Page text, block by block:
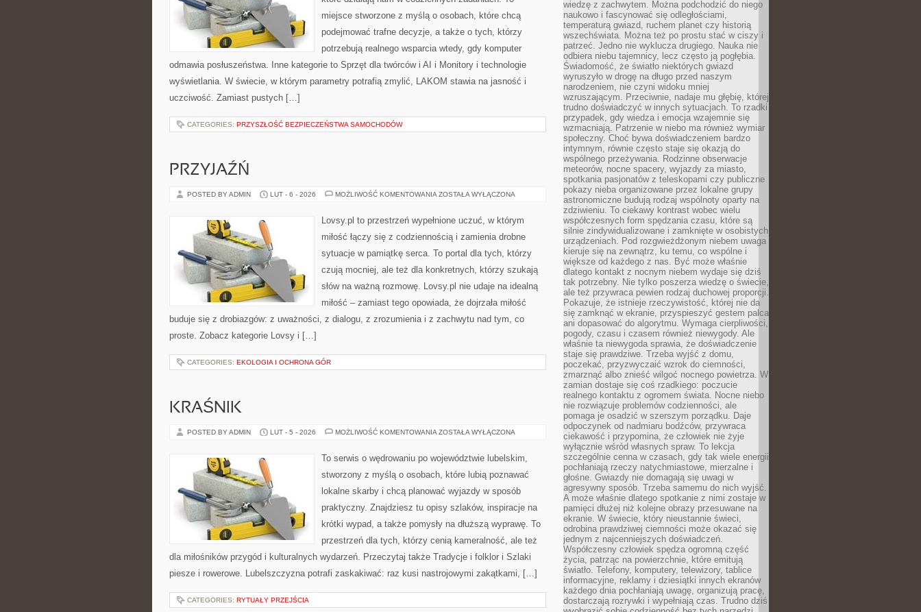
miejsce stworzone z myślą o osobach, które chcą
podejmować trafne decyzje, a także o tych, którzy
potrzebują realnego wsparcia wtedy, gdy komputer
odmawia posłuszeństwa. Inne kategorie to Sprzęt dla twórców i AI i Monitory i technologie
wyświetlania. W świecie, w którym parametry potrafią zmylić, LAKOM stawia na jasność i
uczciwość. Zamiast pustych […]
CATEGORIES: PRZYSZŁOŚĆ BEZPIECZEŃSTWA SAMOCHODÓW
PRZYJAŹŃ
POSTED BY ADMIN LUT - 6 - 2026 MOŻLIWOŚĆ KOMENTOWANIA PRZYJAŹŃ
ZOSTAŁA WYŁĄCZONA
Lovsy.pl to przestrzeń wypełnione uczuć, w którym
miłość łączy się z codziennością i zamienia drobne
sytuacje w pamiątkę serca. To portal dla tych, którzy
czują mocniej, ale też dla konkretnych, którzy szukają
słów na ważną rozmowę. Lovsy.pl nie udaje na idealną
miłość – zamiast tego opowiada, że dojrzała miłość
buduje się z drobiazgów: z uważności, z dialogu, z zrozumienia i z zachwytu nad tym, co
proste. Zobacz kategorie Lovsy i […]
CATEGORIES: EKOLOGIA I OCHRONA GÓR
KRAŚNIK
POSTED BY ADMIN LUT - 5 - 2026 MOŻLIWOŚĆ KOMENTOWANIA KRAŚNIK
ZOSTAŁA WYŁĄCZONA
To serwis o wędrowaniu po województwie lubelskim,
stworzony z myślą o osobach, które lubią poznawać
lokalne skarby i chcą planować wyjazdy w sposób
praktyczny. Znajdziesz tu opisy szlaków, inspiracje na
krótki wypad, a także pomysły na dłuższą wyprawę. To
przestrzeń dla tych, którzy cenią kameralność, ale też
dla miłośników przygód i kulturalnych wydarzeń. Przeczytaj także Tradycje i folklor i Szlaki
piesze i rowerowe. Lubelszczyzna potrafi zaskakiwać: raz kusi nastrojowymi zakątkami, […]
CATEGORIES: RYTUAŁY PRZEJŚCIA
wiedzę z zachwytem. Można podchodzić do niego
naukowo i fascynować się odległościami,
temperaturą gwiazd, ruchem planet czy historią
wszechświata. Można też po prostu stać w ciszy i
patrzeć. Jedno nie wyklucza drugiego. Nauka nie
odbiera niebu tajemnicy, lecz często ją pogłębia.
Świadomość, że światło niektórych gwiazd
wyruszyło w drogę na długo przed naszym
narodzeniem, nie czyni widoku mniej
wzruszającym. Przeciwnie, nadaje mu głębię, której
trudno doświadczyć w innych sytuacjach. To rzadki
przypadek, gdy wiedza i emocja wzajemnie się
wzmacniają. Patrzenie w niebo ma również wymiar
społeczny. Choć bywa doświadczeniem bardzo
intymnym, równie często staje się okazją do
wspólnego przeżywania. Rodzinne obserwacje
meteorów, nocne spacery, wyjazdy za miasto,
spotkania pasjonatów z teleskopami czy publiczne
pokazy nieba organizowane przez lokalne grupy
astronomiczne budują rodzaj wspólnoty oparty na
zdziwieniu. To ciekawy kontrast wobec wielu
współczesnych form spędzania czasu, które są
silnie zindywidualizowane i zamknięte w osobistych
urządzeniach. Pod rozgwieżdżonym niebem uwaga
kieruje się na zewnątrz, ku temu, co wspólne i
większe od każdego z nas. Być może właśnie
dlatego kontakt z nocnym niebem wydaje się dziś
tak potrzebny. Nie tylko poszerza wiedzę o świecie,
ale też przywraca pewien rodzaj duchowej proporcji.
Pokazuje, że istnieje rzeczywistość, której nie da
się zamknąć w ekranie, przyspieszyć gestem palca
ani dopasować do algorytmu. Wymaga cierpliwości,
pogody, czasu i czasem również niewygody. Ale
właśnie ta niewygoda sprawia, że doświadczenie
staje się prawdziwe. Trzeba wyjść z domu,
poczekać, przyzwyczaić wzrok do ciemności,
zmarznąć albo znieść wilgoć nocnego powietrza. W
zamian dostaje się coś rzadkiego: poczucie
realnego kontaktu z ogromem świata. Nocne niebo
nie rozwiązuje problemów codzienności, ale
pomaga je osadzić w szerszym porządku. Daje
odpoczynek od nadmiaru bodźców, przywraca
ciekawość i przypomina, że człowiek nie żyje
wyłącznie wśród własnych spraw. To lekcja
szczególnie cenna w czasach, gdy tak wiele energii
pochłaniają rzeczy natychmiastowe, mierzalne i
głośne. Gwiazdy nie domagają się uwagi w
agresywny sposób. Trzeba samemu do nich wyjść.
A może właśnie dlatego spotkanie z nimi zostaje w
pamięci dłużej niż kolejne obrazy przesuwane na
ekranie. W świecie, który nieustannie świeci,
odrobina prawdziwej ciemności może okazać się
jednym z najcenniejszych doświadczeń.
Współczesny człowiek spędza ogromną część
życia, patrząc na powierzchnie, które emitują
światło. Telefony, komputery, telewizory, tablice
informacyjne, reklamy i dziesiątki innych ekranów
każdego dnia pochłaniają uwagę, organizują pracę,
dostarczają rozrywki i wypełniają czas. Trudno dziś